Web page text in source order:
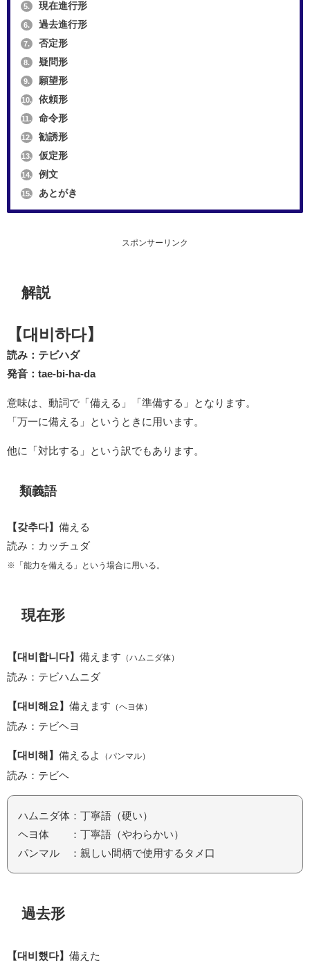
5. 現在進行形
6. 過去進行形
7. 否定形
8. 疑問形
9. 願望形
10. 依頼形
11. 命令形
12. 勧誘形
13. 仮定形
14. 例文
15. あとがき
スポンサーリンク
解説
【대비하다】
読み：テビハダ
発音：tae-bi-ha-da
意味は、動詞で「備える」「準備する」となります。
「万一に備える」というときに用います。
他に「対比する」という訳でもあります。
類義語
【갖추다】 備える
読み：カッチュダ
※「能力を備える」という場合に用いる。
現在形
【대비합니다】 備えます （ハムニダ体）
読み：テビハムニダ
【대비해요】 備えます （ヘヨ体）
読み：テビヘヨ
【대비해】 備えるよ （パンマル）
読み：テビヘ
ハムニダ体：丁寧語（硬い）
ヘヨ体 ：丁寧語（やわらかい）
パンマル ：親しい間柄で使用するタメ口
過去形
【대비했다】 備えた